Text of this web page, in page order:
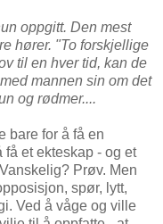
oppgitt. Den mest
hører. "To forskjellige
til en hver tid, kan de
mannen sin om det
og rødmer....
bare for å få en
få et ekteskap - og et
Prøv. Men
spør, lytt,
Ved å våge og ville